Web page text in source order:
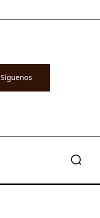
Síguenos